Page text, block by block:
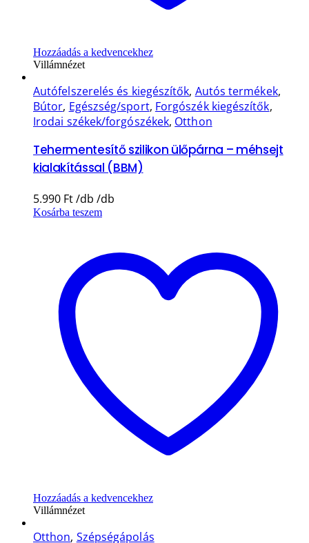
Hozzáadás a kedvencekhez
Villámnézet
Autófelszerelés és kiegészítők, Autós termékek,
Bútor, Egészség/sport, Forgószék kiegészítők,
Irodai székek/forgószékek, Otthon
Tehermentesítő szilikon ülőpárna – méhsejt
kialakítással (BBM)
5.990 Ft
Kosárba teszem
Hozzáadás a kedvencekhez
Villámnézet
Otthon, Szépségápolás